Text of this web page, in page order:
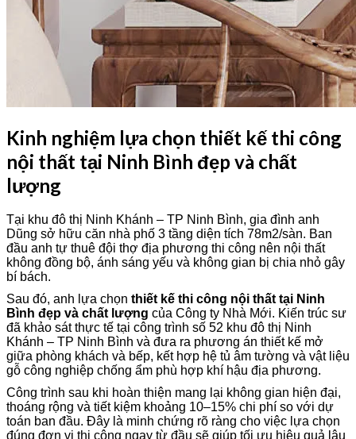
Kinh nghiệm lựa chọn thiết kế thi công
nội thất tại Ninh Bình đẹp và chất
lượng
Tại khu đô thị Ninh Khánh – TP Ninh Bình, gia đình anh
Dũng sở hữu căn nhà phố 3 tầng diện tích 78m2/sàn. Ban
đầu anh tự thuê đội thợ địa phương thi công nên nội thất
không đồng bộ, ánh sáng yếu và không gian bị chia nhỏ gây
bí bách.
Sau đó, anh lựa chọn thiết kế thi công nội thất tại Ninh
Bình đẹp và chất lượng của Công ty Nhà Mới. Kiến trúc sư
đã khảo sát thực tế tại công trình số 52 khu đô thị Ninh
Khánh – TP Ninh Bình và đưa ra phương án thiết kế mở
giữa phòng khách và bếp, kết hợp hệ tủ âm tường và vật liệu
gỗ công nghiệp chống ẩm phù hợp khí hậu địa phương.
Công trình sau khi hoàn thiện mang lại không gian hiện đại,
thoáng rộng và tiết kiệm khoảng 10–15% chi phí so với dự
toán ban đầu. Đây là minh chứng rõ ràng cho việc lựa chọn
đúng đơn vị thi công ngay từ đầu sẽ giúp tối ưu hiệu quả lâu